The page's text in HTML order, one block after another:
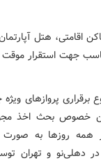
اقامتی، هتل
جهت استقرار موقت
پروازهای ویژه
خصوص بحث اخذ
روزها به صورت
دهلی‌نو و تهران